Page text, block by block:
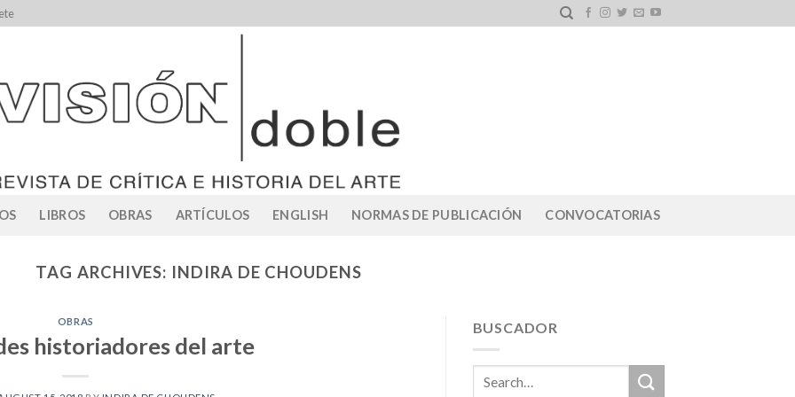
LIBROS OBRAS ARTÍCULOS ENGLISH NORMAS DE PUBLICACIÓN CONVOCATORIAS
TAG ARCHIVES: INDIRA DE CHOUDENS
OBRAS
historiadores del arte
BUSCADOR